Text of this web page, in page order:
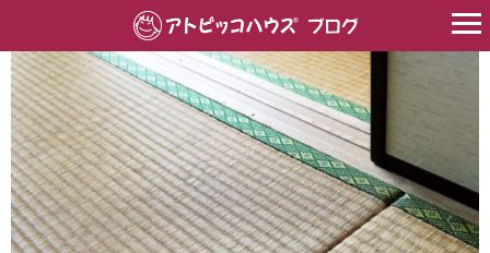
家づくり>どこで家を建てるのが正解か？中古物件編